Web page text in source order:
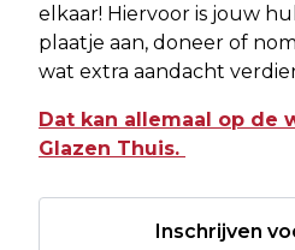
elkaar! Hiervoor is jouw
plaatje aan, doneer of
wat extra aandacht
Dat kan allemaal op de
Glazen Thuis.
Inschrijven